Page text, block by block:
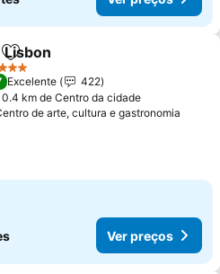
Adicionar aos favoritos
Lisbon
Excelente
422
0.4 km de Centro da cidade
de arte, cultura e gastronomia
Ver preços